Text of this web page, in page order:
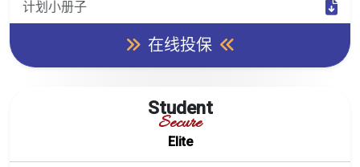
计划小册子
在线投保
Student
Secure
Elite